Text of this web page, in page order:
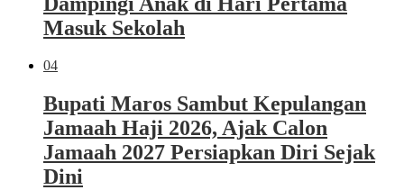
Masuk Sekolah
04
Bupati Maros Sambut Kepulangan
Jamaah Haji 2026, Ajak Calon
Jamaah 2027 Persiapkan Diri Sejak
Dini